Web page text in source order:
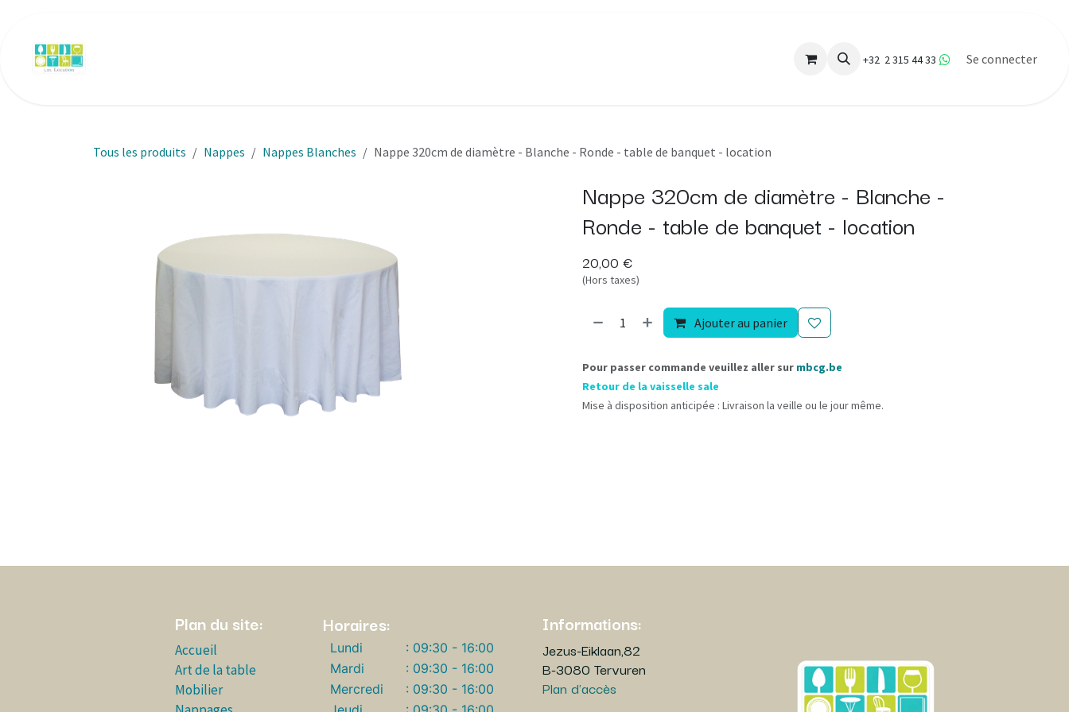
+32 2 315 44 33 Se connecter
Tous les produits Nappes Nappes Blanches Nappe 320cm de diamètre - Blanche - Ronde - table de banquet - location
Nappe 320cm de diamètre - Blanche -
Ronde - table de banquet - location
20,00 €
(Hors taxes)
Ajouter au panier
Pour passer commande veuillez aller sur mbcg.be
Retour de la vaisselle sale
Mise à disposition anticipée : Livraison la veille ou le jour même.
Informations:
Jezus-Eiklaan,82
B-3080 Tervuren
Plan d'accès
Horaires:
Lundi
: 09:30 - 16:00
Mardi
: 09:30 - 16:00
Mercredi
: 09:30 - 16:00
Plan du site:
Accueil
Art de la table
Mobilier